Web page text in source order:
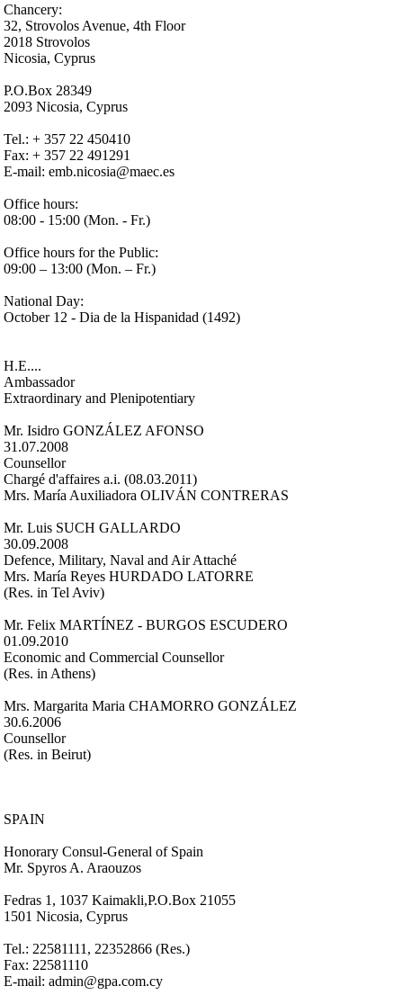
Chancery:
32, Strovolos Avenue, 4th Floor
2018 Strovolos
Nicosia, Cyprus
P.O.Box 28349
2093 Nicosia, Cyprus
Tel.: + 357 22 450410
Fax: + 357 22 491291
E-mail: emb.nicosia@maec.es
Office hours:
08:00 - 15:00 (Mon. - Fr.)
Office hours for the Public:
09:00 – 13:00 (Mon. – Fr.)
National Day:
October 12 - Dia de la Hispanidad (1492)
H.E....
Ambassador
Extraordinary and Plenipotentiary
Mr. Isidro GONZÁLEZ AFONSO
31.07.2008
Counsellor
Chargé d'affaires a.i. (08.03.2011)
Mrs. María Auxiliadora OLIVÁN CONTRERAS
Mr. Luis SUCH GALLARDO
30.09.2008
Defence, Military, Naval and Air Attaché
Mrs. María Reyes HURDADO LATORRE
(Res. in Tel Aviv)
Mr. Felix MARTÍNEZ - BURGOS ESCUDERO
01.09.2010
Economic and Commercial Counsellor
(Res. in Athens)
Mrs. Margarita Maria CHAMORRO GONZÁLEZ
30.6.2006
Counsellor
(Res. in Beirut)
SPAIN
Honorary Consul-General of Spain
Mr. Spyros A. Araouzos
Fedras 1, 1037 Kaimakli,P.O.Box 21055
1501 Nicosia, Cyprus
Tel.: 22581111, 22352866 (Res.)
Fax: 22581110
E-mail: admin@gpa.com.cy